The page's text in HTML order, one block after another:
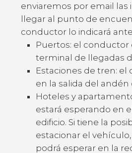
enviaremos por email las
llegar al punto de
conductor lo indicará
Puertos: el conductor
terminal de llegadas
Estaciones de tren: el
en la salida del
Hoteles y
estará esperando en
edificio. Si tiene la
estacionar el
podrá esperar en la